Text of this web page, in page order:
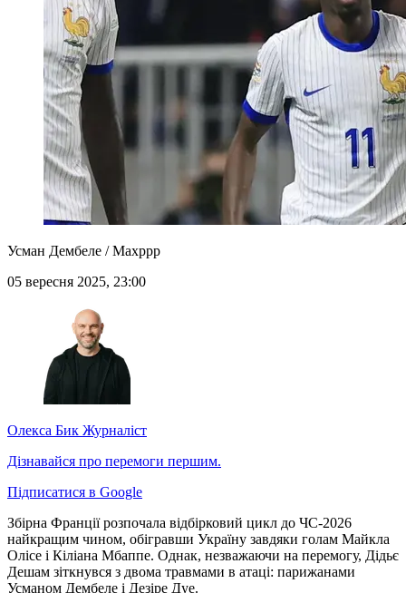
Усман Дембеле / Maxppp
05 вересня 2025, 23:00
Олекса Бик Журналіст
Дізнавайся про перемоги першим.
Підписатися в Google
Збірна Франції розпочала відбірковий цикл до ЧС-2026
найкращим чином, обігравши Україну завдяки голам Майкла
Олісе і Кіліана Мбаппе. Однак, незважаючи на перемогу, Дідьє
Дешам зіткнувся з двома травмами в атаці: парижанами
Усманом Дембеле і Дезіре Дуе.